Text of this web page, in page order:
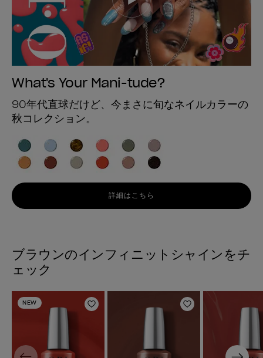
What's Your Mani-tude?
90年代直球だけど、今まさに旬なネイルカラーの
秋コレクション。
詳細はこちら
ブラウンのインフィニットシャインをチ
ェック
NEW
ほしいものリストに追加ほしいものリス
Previous Next